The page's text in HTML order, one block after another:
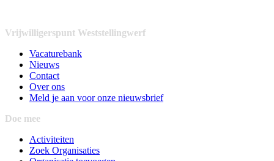
Vrijwilligerspunt Weststellingwerf
Vacaturebank
Nieuws
Contact
Over ons
Meld je aan voor onze nieuwsbrief
Doe mee
Activiteiten
Zoek Organisaties